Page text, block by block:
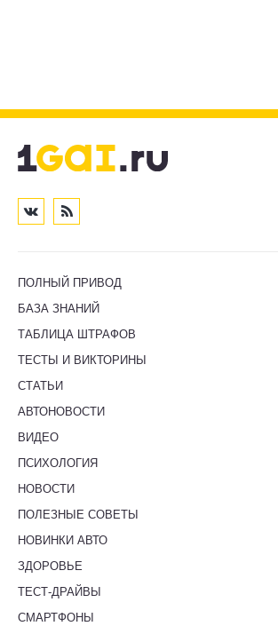
ПОЛНЫЙ ПРИВОД
БАЗА ЗНАНИЙ
ТАБЛИЦА ШТРАФОВ
ТЕСТЫ И ВИКТОРИНЫ
СТАТЬИ
АВТОНОВОСТИ
ВИДЕО
ПСИХОЛОГИЯ
НОВОСТИ
ПОЛЕЗНЫЕ СОВЕТЫ
НОВИНКИ АВТО
ЗДОРОВЬЕ
ТЕСТ-ДРАЙВЫ
СМАРТФОНЫ